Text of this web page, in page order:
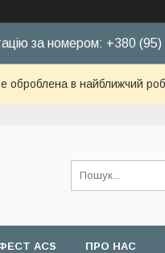
за номером: +380
оброблена в найближчий
ACS ПРО НАС